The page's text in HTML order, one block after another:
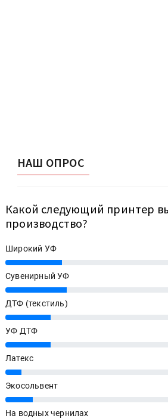
НАШ ОПРОС
Какой следующий принтер
производство?
Широкий УФ
25%
Сувенирный УФ
27%
ДТФ (текстиль)
20%
УФ ДТФ
20%
Латекс
7%
Экосольвент
12%
На водных чернилах